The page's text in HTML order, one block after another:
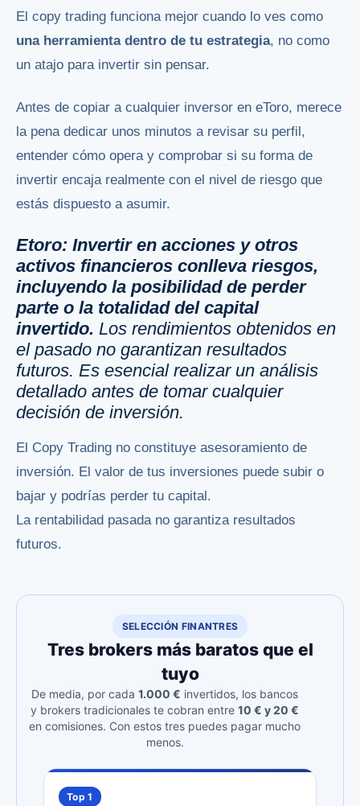
El copy trading funciona mejor cuando lo ves como
una herramienta dentro de tu estrategia, no como
un atajo para invertir sin pensar.
Antes de copiar a cualquier inversor en eToro, merece
la pena dedicar unos minutos a revisar su perfil,
entender cómo opera y comprobar si su forma de
invertir encaja realmente con el nivel de riesgo que
estás dispuesto a asumir.
Etoro: Invertir en acciones y otros
activos financieros conlleva riesgos,
incluyendo la posibilidad de perder
parte o la totalidad del capital
invertido. Los rendimientos obtenidos en
el pasado no garantizan resultados
futuros. Es esencial realizar un análisis
detallado antes de tomar cualquier
decisión de inversión.
El Copy Trading no constituye asesoramiento de
inversión. El valor de tus inversiones puede subir o
bajar y podrías perder tu capital.
La rentabilidad pasada no garantiza resultados
futuros.
SELECCIÓN FINANTRES
Tres brokers más baratos que el
tuyo
De media, por cada 1.000 € invertidos, los bancos
y brokers tradicionales te cobran entre 10 € y 20 €
en comisiones. Con estos tres puedes pagar mucho
menos.
Top 1